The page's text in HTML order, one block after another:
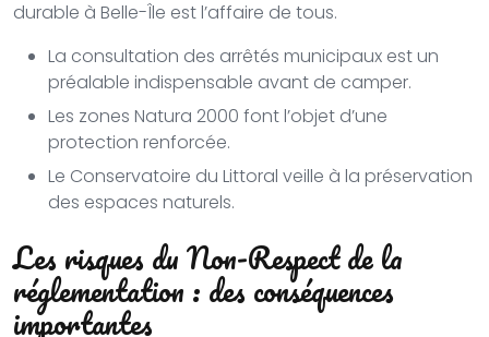
durable à Belle-Île est l’affaire de tous.
La consultation des arrêtés municipaux est un
préalable indispensable avant de camper.
Les zones Natura 2000 font l’objet d’une
protection renforcée.
Le Conservatoire du Littoral veille à la préservation
des espaces naturels.
Les risques du Non-Respect de la
réglementation : des conséquences
importantes